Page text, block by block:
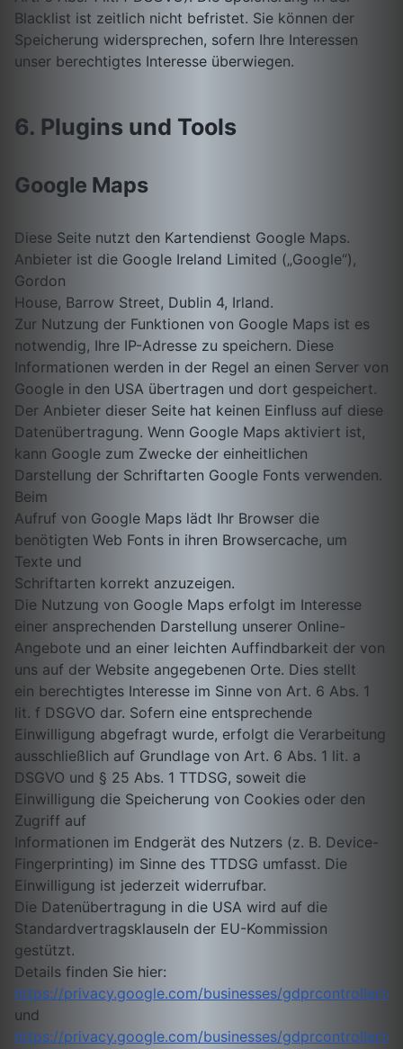
Blacklist ist zeitlich nicht befristet. Sie können der
Speicherung widersprechen, sofern Ihre Interessen
unser berechtigtes Interesse überwiegen.
6. Plugins und Tools
Google Maps
Diese Seite nutzt den Kartendienst Google Maps.
Anbieter ist die Google Ireland Limited („Google“),
Gordon
House, Barrow Street, Dublin 4, Irland.
Zur Nutzung der Funktionen von Google Maps ist es
notwendig, Ihre IP-Adresse zu speichern. Diese
Informationen werden in der Regel an einen Server von
Google in den USA übertragen und dort gespeichert.
Der Anbieter dieser Seite hat keinen Einfluss auf diese
Datenübertragung. Wenn Google Maps aktiviert ist,
kann Google zum Zwecke der einheitlichen
Darstellung der Schriftarten Google Fonts verwenden.
Beim
Aufruf von Google Maps lädt Ihr Browser die
benötigten Web Fonts in ihren Browsercache, um
Texte und
Schriftarten korrekt anzuzeigen.
Die Nutzung von Google Maps erfolgt im Interesse
einer ansprechenden Darstellung unserer Online-
Angebote und an einer leichten Auffindbarkeit der von
uns auf der Website angegebenen Orte. Dies stellt
ein berechtigtes Interesse im Sinne von Art. 6 Abs. 1
lit. f DSGVO dar. Sofern eine entsprechende
Einwilligung abgefragt wurde, erfolgt die Verarbeitung
ausschließlich auf Grundlage von Art. 6 Abs. 1 lit. a
DSGVO und § 25 Abs. 1 TTDSG, soweit die
Einwilligung die Speicherung von Cookies oder den
Zugriff auf
Informationen im Endgerät des Nutzers (z. B. Device-
Fingerprinting) im Sinne des TTDSG umfasst. Die
Einwilligung ist jederzeit widerrufbar.
Die Datenübertragung in die USA wird auf die
Standardvertragsklauseln der EU-Kommission
gestützt.
Details finden Sie hier:
https://privacy.google.com/businesses/
und
https://privacy.google.com/businesses/